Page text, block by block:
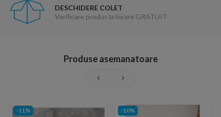
DESCHIDERE COLET
Verificare produs la livrare GRATUIT
Produse asemanatoare
-11% -10%